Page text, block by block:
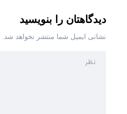
دیدگاهتان را بنویسید
نشانی ایمیل شما منتشر نخواهد شد.